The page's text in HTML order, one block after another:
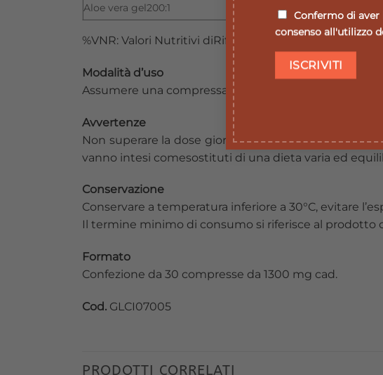
Confermo di
consenso all'utilizzo
Aloe vera gel200:1
%VNR: Valori Nutritivi diRiferimento.
Modalità d’uso
Assumere una compressa al giorno con un po’
Avvertenze
Non superare la dose giornaliera consigliata.
vanno intesi comesostituti di una dieta varia ed
Conservazione
Conservare a temperatura inferiore a 30°C, evitare
Il termine minimo di consumo si riferisce al
Formato
Confezione da 30 compresse da 1300 mg cad.
Cod. GLCI07005
PRODOTTI CORRELATI